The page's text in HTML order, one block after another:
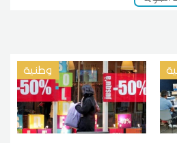
وطنية